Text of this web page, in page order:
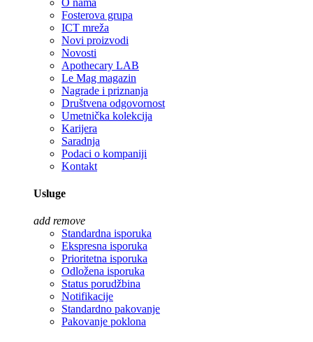
Fosterova grupa
ICT mreža
Novi proizvodi
Novosti
Apothecary LAB
Le Mag magazin
Nagrade i priznanja
Društvena odgovornost
Umetnička kolekcija
Karijera
Saradnja
Podaci o kompaniji
Kontakt
Usluge
add remove
Standardna isporuka
Ekspresna isporuka
Prioritetna isporuka
Odložena isporuka
Status porudžbina
Notifikacije
Standardno pakovanje
Pakovanje poklona